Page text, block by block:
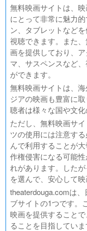
無料映画サイトは、
にとって非常に魅力
ン、タブレットなど
視聴できます。また
画を提供しており、
マ、サスペンスなど
ができます。
無料映画サイトは、
ジアの映画も豊富に
聴者は様々な国や文化
ただし、無料映画サ
ツの使用には注意す
んで利用することが
作権侵害になる可能
れがあります。した
を選んで、安心して
theaterdouga.comは
ブサイトの1つです。
映画を提供すること
ることを目指してい